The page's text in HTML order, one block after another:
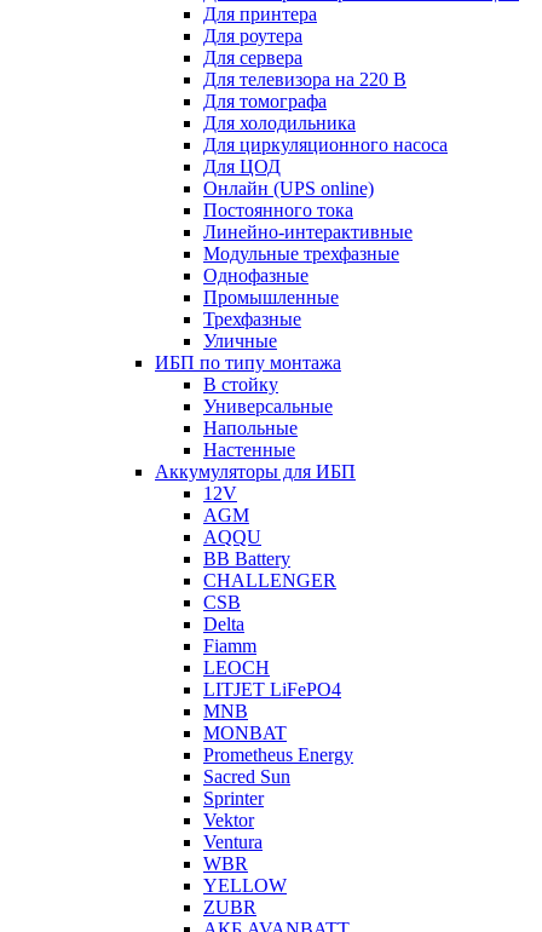
Для принтера
Для роутера
Для сервера
Для телевизора на 220 В
Для томографа
Для холодильника
Для циркуляционного насоса
Для ЦОД
Онлайн (UPS online)
Постоянного тока
Линейно-интерактивные
Модульные трехфазные
Однофазные
Промышленные
Трехфазные
Уличные
ИБП по типу монтажа
В стойку
Универсальные
Напольные
Настенные
Аккумуляторы для ИБП
12V
AGM
AQQU
BB Battery
CHALLENGER
CSB
Delta
Fiamm
LEOCH
LITJET LiFePO4
MNB
MONBAT
Prometheus Energy
Sacred Sun
Sprinter
Vektor
Ventura
WBR
YELLOW
ZUBR